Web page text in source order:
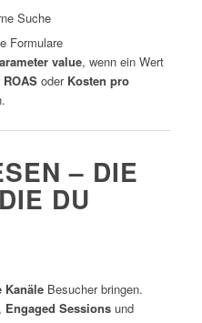
Suche
Formulare
value, wenn ein Wert
ROASoder Kosten pro
– DIE
DU
KanäleBesucher bringen.
, Engaged Sessionsund